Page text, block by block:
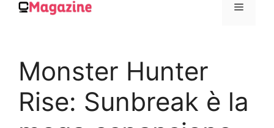
contenuto
MENU
Monster Hunter
Rise: Sunbreak è la